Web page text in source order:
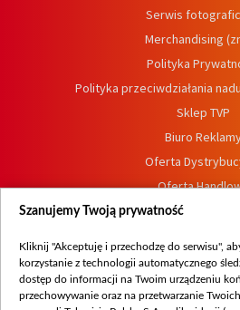
Serwis
Merchandising
Polityka
Polityka przeciwdziałania
Sklep TVP
Biuro
Oferta
Oferta
Dostępność
Procedura zgłoszeń
Szanujemy Twoją prywatność
Kliknij "Akceptuję i przechodzę do serwisu",
korzystanie z technologii automatycznego
dostęp do informacji na Twoim urządzeniu
przechowywanie oraz na przetwarzanie